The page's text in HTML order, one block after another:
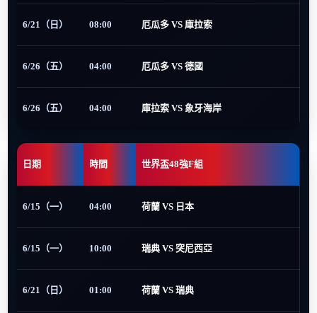
6/21（日） 08:00 厄瓜多 VS 庫拉索
6/26（五） 04:00 厄瓜多 VS 德國
6/26（五） 04:00 庫拉索 VS 象牙海岸
日期 時間 世界盃48強F組
6/15（一） 04:00 荷蘭 VS 日本
6/15（一） 10:00 瑞典 VS 突尼西亞
6/21（日） 01:00 荷蘭 VS 瑞典